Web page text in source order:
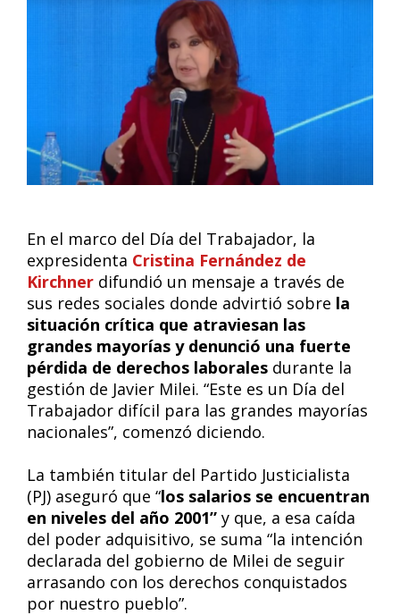
En el marco del Día del Trabajador, la
expresidenta Cristina Fernández de
Kirchner difundió un mensaje a través de
sus redes sociales donde advirtió sobre la
situación crítica que atraviesan las
grandes mayorías y denunció una fuerte
pérdida de derechos laborales durante la
gestión de Javier Milei. “Este es un Día del
Trabajador difícil para las grandes mayorías
nacionales”, comenzó diciendo.
La también titular del Partido Justicialista
(PJ) aseguró que “los salarios se encuentran
en niveles del año 2001” y que, a esa caída
del poder adquisitivo, se suma “la intención
declarada del gobierno de Milei de seguir
arrasando con los derechos conquistados
por nuestro pueblo”.